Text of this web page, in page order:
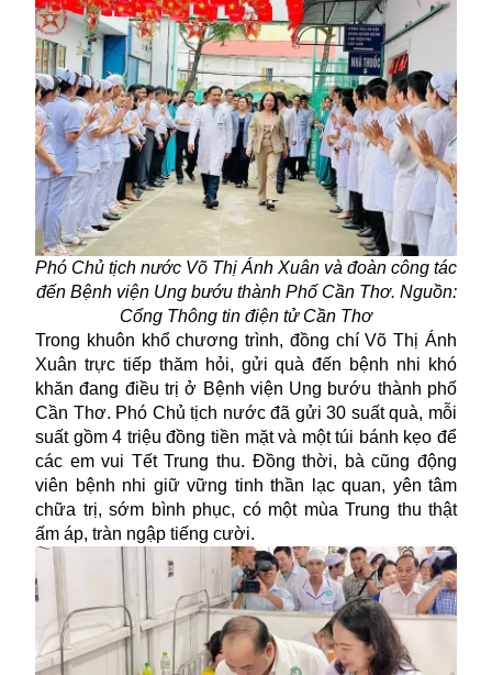
Phó Chủ tịch nước Võ Thị Ánh Xuân và đoàn công tác
đến Bệnh viện Ung bướu thành Phố Cần Thơ. Nguồn:
Cổng Thông tin điện tử Cần Thơ
Trong khuôn khổ chương trình, đồng chí Võ Thị Ánh
Xuân trực tiếp thăm hỏi, gửi quà đến bệnh nhi khó
khăn đang điều trị ở Bệnh viện Ung bướu thành phố
Cần Thơ. Phó Chủ tịch nước đã gửi 30 suất quà, mỗi
suất gồm 4 triệu đồng tiền mặt và một túi bánh kẹo để
các em vui Tết Trung thu. Đồng thời, bà cũng động
viên bệnh nhi giữ vững tinh thần lạc quan, yên tâm
chữa trị, sớm bình phục, có một mùa Trung thu thật
ấm áp, tràn ngập tiếng cười.